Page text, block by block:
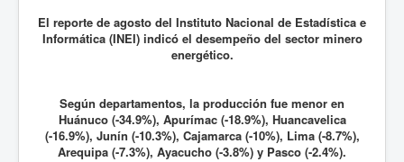
El reporte de agosto del Instituto Nacional de Estadística e
Informática (INEI) indicó el desempeño del sector minero
energético.
Según departamentos, la producción fue menor en
Huánuco (-34.9%), Apurímac (-18.9%), Huancavelica
(-16.9%), Junín (-10.3%), Cajamarca (-10%), Lima (-8.7%),
Arequipa (-7.3%), Ayacucho (-3.8%) y Pasco (-2.4%).